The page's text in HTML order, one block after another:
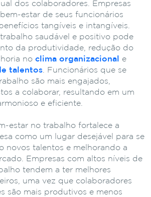
dos colaboradores. Empresas
estar de seus funcionários
tangíveis e intangíveis.
saudável e positivo pode
da produtividade, redução do
no clima organizacional
e
talentos . Funcionários que se
são mais engajados,
a colaborar, resultando em um
e eficiente.
estar no trabalho fortalece a
como um lugar desejável para se
novos talentos e melhorando a
Empresas com altos níveis de
tendem a ter melhores
uma vez que colaboradores
são mais produtivos e menos